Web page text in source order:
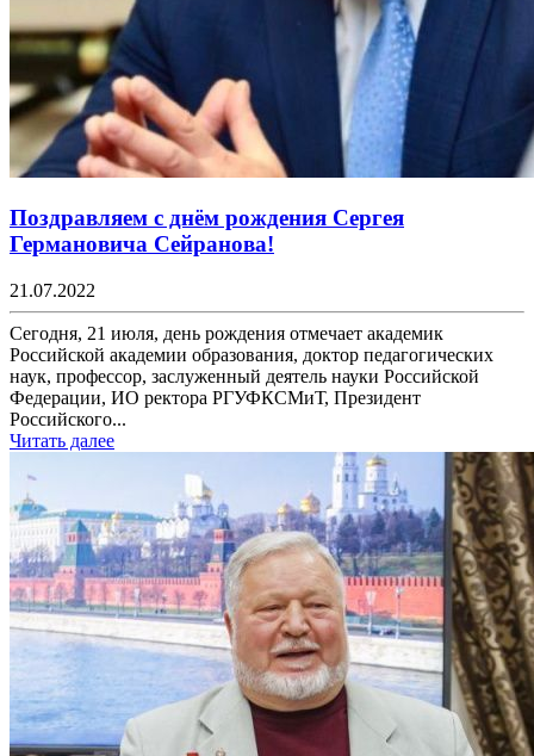
Поздравляем с днём рождения Сергея
Германовича Сейранова!
21.07.2022
Сегодня, 21 июля, день рождения отмечает академик
Российской академии образования, доктор педагогических
наук, профессор, заслуженный деятель науки Российской
Федерации, ИО ректора РГУФКСМиТ, Президент
Российского...
Читать далее